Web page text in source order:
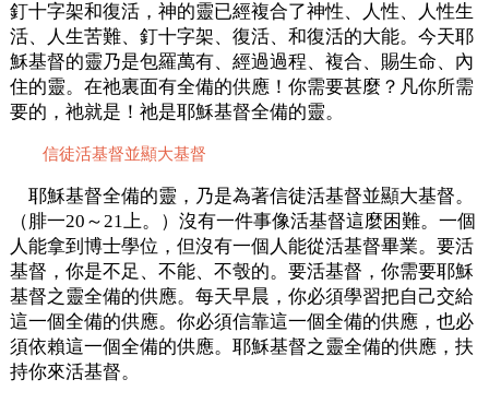
釘十字架和復活，神的靈已經複合了神性、人性、人性生
活、人生苦難、釘十字架、復活、和復活的大能。今天耶
穌基督的靈乃是包羅萬有、經過過程、複合、賜生命、內
住的靈。在祂裏面有全備的供應！你需要甚麼？凡你所需
要的，祂就是！祂是耶穌基督全備的靈。
信徒活基督並顯大基督
耶穌基督全備的靈，乃是為著信徒活基督並顯大基督。
（腓一20～21上。）沒有一件事像活基督這麼困難。一個
人能拿到博士學位，但沒有一個人能從活基督畢業。要活
基督，你是不足、不能、不彀的。要活基督，你需要耶穌
基督之靈全備的供應。每天早晨，你必須學習把自己交給
這一個全備的供應。你必須信靠這一個全備的供應，也必
須依賴這一個全備的供應。耶穌基督之靈全備的供應，扶
持你來活基督。